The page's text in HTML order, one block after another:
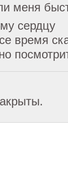
меня
сердцу
время